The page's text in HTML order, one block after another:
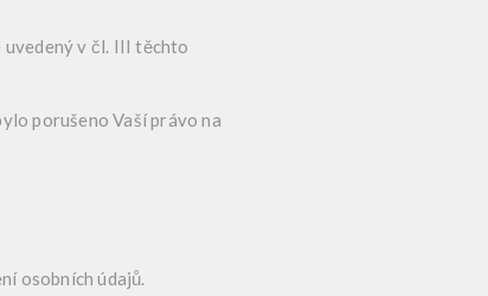
uvedený v čl. III těchto
porušeno Vaší právo na
osobních údajů.